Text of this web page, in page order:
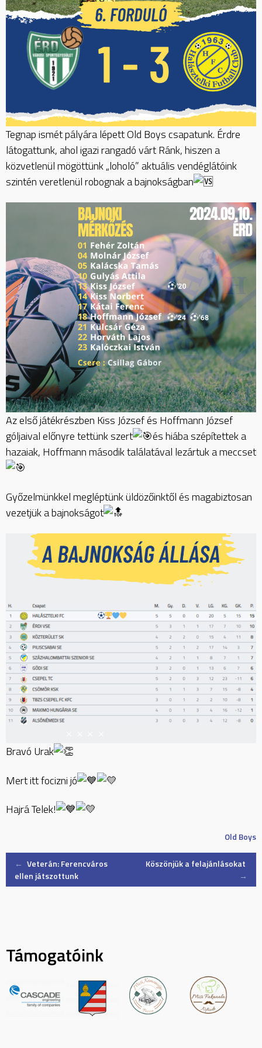
Tegnap ismét pályára lépett Old Boys csapatunk. Érdre
látogattunk, ahol igazi rangadó várt Ránk, hiszen a
közvetlenül mögöttünk „loholó” aktuális vendéglátóink
szintén veretlenül robognak a bajnokságban
Az első játékrészben Kiss József és Hoffmann József
góljaival előnyre tettünk szert
és hiába szépítettek a
hazaiak, Hoffmann második találatával lezártuk a meccset
Győzelmünkkel megléptünk üldözőinktől és magabiztosan
vezetjük a bajnokságot
Bravó Urak
Mert itt focizni jó
Hajrá Telek!
Old Boys
Post
← Veterán: Ferencváros
ellen játszottunk
Köszönjük a felajánlásokat
→
Támogatóink